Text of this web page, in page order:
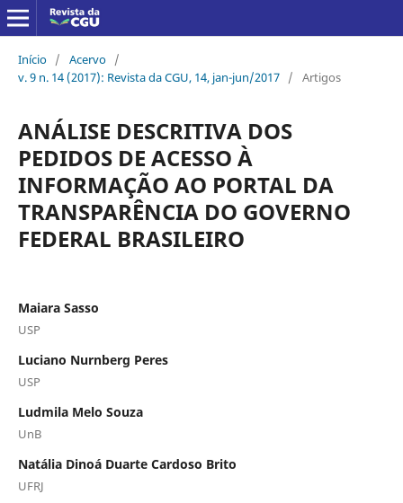
Início / Acervo /
v. 9 n. 14 (2017): Revista da CGU, 14, jan-jun/2017 / Artigos
ANÁLISE DESCRITIVA DOS
PEDIDOS DE ACESSO À
INFORMAÇÃO AO PORTAL DA
TRANSPARÊNCIA DO GOVERNO
FEDERAL BRASILEIRO
Maiara Sasso
USP
Luciano Nurnberg Peres
USP
Ludmila Melo Souza
UnB
Natália Dinoá Duarte Cardoso Brito
UFRJ